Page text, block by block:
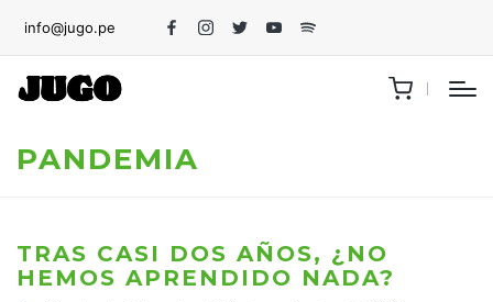
info@jugo.pe
FacebookInstagram
TwitterYoutubeSpotify
PANDEMIA
TRAS CASI DOS AÑOS, ¿NO
HEMOS APRENDIDO NADA?